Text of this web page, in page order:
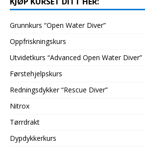
Grunnkurs “Open Water Diver”
Oppfriskningskurs
Utvidetkurs “Advanced Open Water Diver”
Førstehjelpskurs
Redningsdykker “Rescue Diver”
Nitrox
Tørrdrakt
Dypdykkerkurs